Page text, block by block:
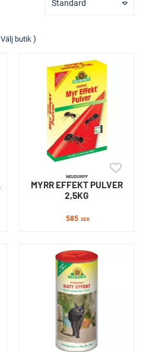
Standard
Välj butik )
NEUDORFF
MYRR EFFEKT PULVER
2,5KG
585 SEK